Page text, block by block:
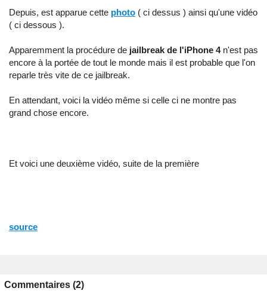
Depuis, est apparue cette photo ( ci dessus ) ainsi qu'une vidéo
( ci dessous ).
Apparemment la procédure de jailbreak de l'iPhone 4 n'est pas
encore à la portée de tout le monde mais il est probable que l'on
reparle très vite de ce jailbreak.
En attendant, voici la vidéo même si celle ci ne montre pas
grand chose encore.
Et voici une deuxième vidéo, suite de la première
source
Commentaires (2)